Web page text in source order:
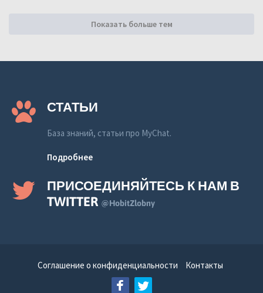
Показать больше тем
СТАТЬИ
База знаний, статьи про MyChat.
Подробнее
ПРИСОЕДИНЯЙТЕСЬ К НАМ В
TWITTER @HobitZlobny
Соглашение о конфиденциальности Контакты